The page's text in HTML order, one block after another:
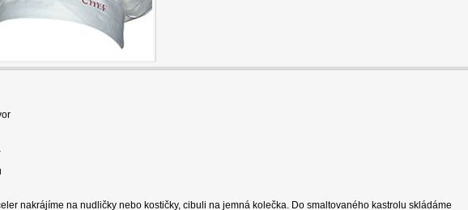
nakrájíme na nudličky nebo kostičky, cibuli na jemná kolečka. Do smaltovaného kastrolu skládáme